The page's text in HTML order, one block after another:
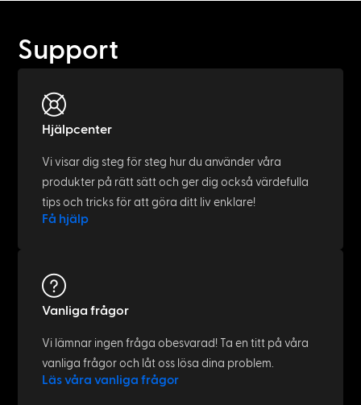
Support
Hjälpcenter
Vi visar dig steg för steg hur du använder våra
produkter på rätt sätt och ger dig också värdefulla
tips och tricks för att göra ditt liv enklare!
Få hjälp
Vanliga frågor
Vi lämnar ingen fråga obesvarad! Ta en titt på våra
vanliga frågor och låt oss lösa dina problem.
Läs våra vanliga frågor